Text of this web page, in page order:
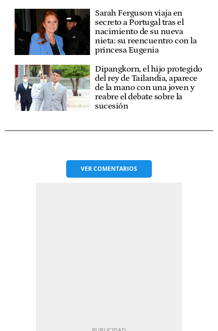
Sarah Ferguson viaja en
secreto a Portugal tras el
nacimiento de su nueva
nieta: su reencuentro con la
princesa Eugenia
Dipangkorn, el hijo protegido
del rey de Tailandia, aparece
de la mano con una joven y
reabre el debate sobre la
sucesión
VERCOMENTARIOS